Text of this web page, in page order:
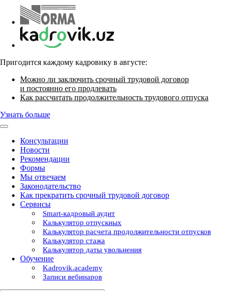
Пригодится каждому кадровику в августе:
Можно ли заключить срочный трудовой договор
и постоянно его продлевать
Как рассчитать продолжительность трудового отпуска
Узнать больше
Консультации
Новости
Рекомендации
Формы
Мы отвечаем
Законодательство
Как прекратить срочный трудовой договор
Сервисы
Smart-кадровый аудит
Калькулятор отпускных
Калькулятор расчета продолжительности отпусков
Калькулятор стажа
Калькулятор даты увольнения
Обучение
Kadrovik.academy
Записи вебинаров